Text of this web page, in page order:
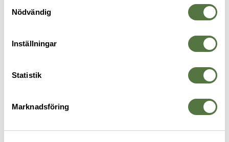
Nödvändig
Inställningar
Statistik
Marknadsföring
SJUKVÅRDSPRODUKTER